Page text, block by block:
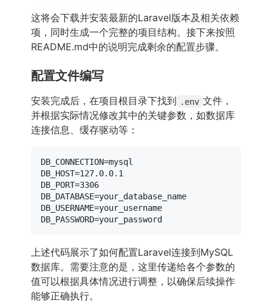
这将会下载并安装最新的Laravel版本及相关依赖
项，同时生成一个完整的项目结构。接下来按照
README.md中的说明完成剩余的配置步骤。
配置文件编写
安装完成后，在项目根目录下找到 .env 文件，
并根据实际情况修改其中的关键参数，如数据库
连接信息、缓存驱动等：
DB_CONNECTION=mysql
DB_HOST=127.0.0.1
DB_PORT=3306
DB_DATABASE=your_database_name
DB_USERNAME=your_username
上述代码展示了如何配置Laravel连接到MySQL
数据库。需要注意的是，这里传递给各个参数的
值可以根据具体情况进行调整，以确保后续操作
能够正确执行。